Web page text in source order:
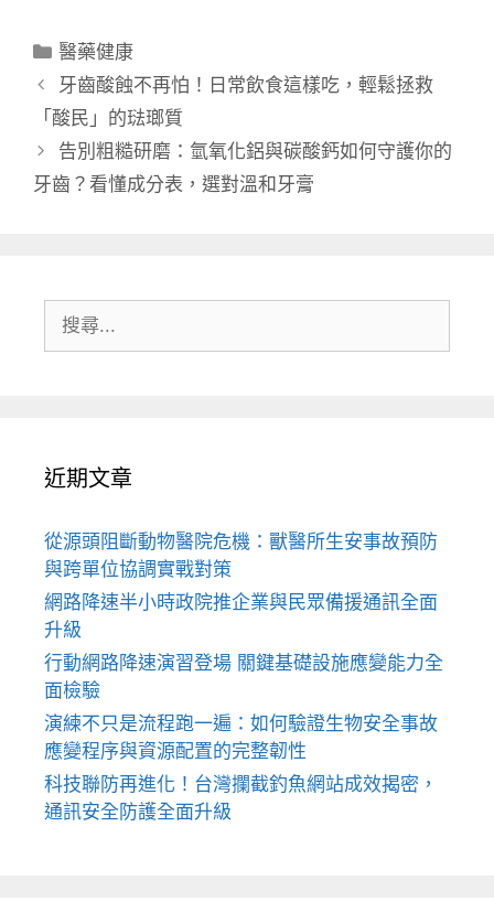
分
類
醫藥健康
牙齒酸蝕不再怕！日常飲食這樣吃，輕鬆拯救
「酸民」的琺瑯質
告別粗糙研磨：氫氧化鋁與碳酸鈣如何守護你的
牙齒？看懂成分表，選對溫和牙膏
尋:
近期文章
從源頭阻斷動物醫院危機：獸醫所生安事故預防
與跨單位協調實戰對策
網路降速半小時政院推企業與民眾備援通訊全面
升級
行動網路降速演習登場 關鍵基礎設施應變能力全
面檢驗
演練不只是流程跑一遍：如何驗證生物安全事故
應變程序與資源配置的完整韌性
科技聯防再進化！台灣攔截釣魚網站成效揭密，
通訊安全防護全面升級